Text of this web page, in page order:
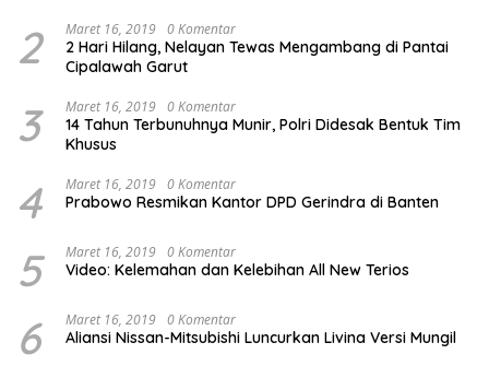
2 Maret 16, 2019 0 Komentar
2 Hari Hilang, Nelayan Tewas Mengambang di Pantai
Cipalawah Garut
3 Maret 16, 2019 0 Komentar
14 Tahun Terbunuhnya Munir, Polri Didesak Bentuk Tim
Khusus
4 Maret 16, 2019 0 Komentar
Prabowo Resmikan Kantor DPD Gerindra di Banten
5 Maret 16, 2019 0 Komentar
Video: Kelemahan dan Kelebihan All New Terios
6 Maret 16, 2019 0 Komentar
Aliansi Nissan-Mitsubishi Luncurkan Livina Versi Mungil